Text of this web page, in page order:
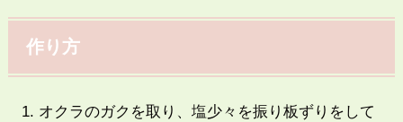
作り方
オクラのガクを取り、塩少々を振り板ずりをして